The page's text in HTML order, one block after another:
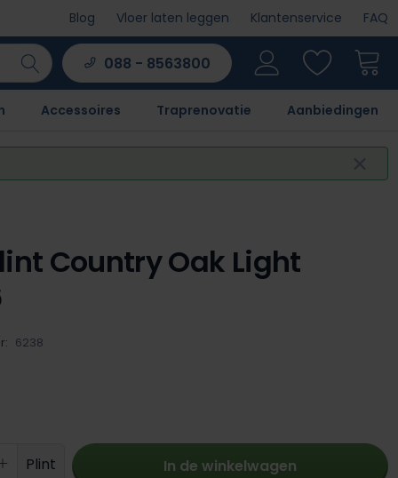
Blog Vloer laten leggen Klantenservice FAQ
088 - 8563800
Accessoires Traprenovatie Aanbiedingen
Country Oak Light
6238
Voer de gewenste
Plint In de winkelwagen